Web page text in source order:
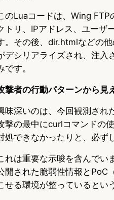
のLuaコードは、Wing
トリ、IPアドレス、ユーザ
。その後、dir.htmlなどの
デシリアライズされ、注入
です。
撃者の行動パターンから見
味深いのは、今回観測され
撃の最中にcurlコマンドの
処できなかったりと、必ず
れは重要な示唆を含んでい
開された脆弱性情報とPoC
せる環境が整っているとい